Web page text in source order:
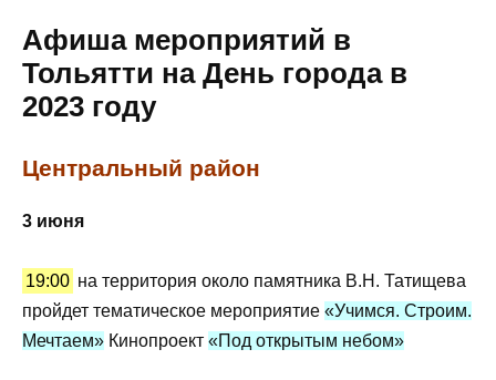
Афиша мероприятий в
Тольятти на День города в
2023 году
Центральный район
3 июня
19:00 на территория около памятника В.Н. Татищева
пройдет тематическое мероприятие «Учимся. Строим.
Мечтаем» Кинопроект «Под открытым небом»